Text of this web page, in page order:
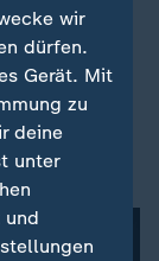
einen dritten
und den FA
soll der
dass er
wir
dürfen.
Gerät. Mit
zu
deine
unter
und